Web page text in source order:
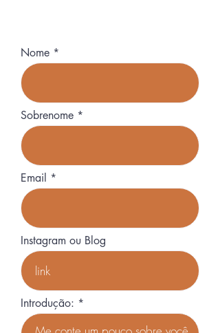
Nome
Sobrenome
Email
Instagram ou Blog
Introdução: